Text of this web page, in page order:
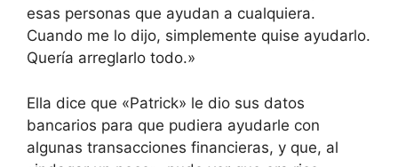
esas personas que ayudan a cualquiera.
Cuando me lo dijo, simplemente quise ayudarlo.
Quería arreglarlo todo.»
Ella dice que «Patrick» le dio sus datos
bancarios para que pudiera ayudarle con
algunas transacciones financieras, y que, al